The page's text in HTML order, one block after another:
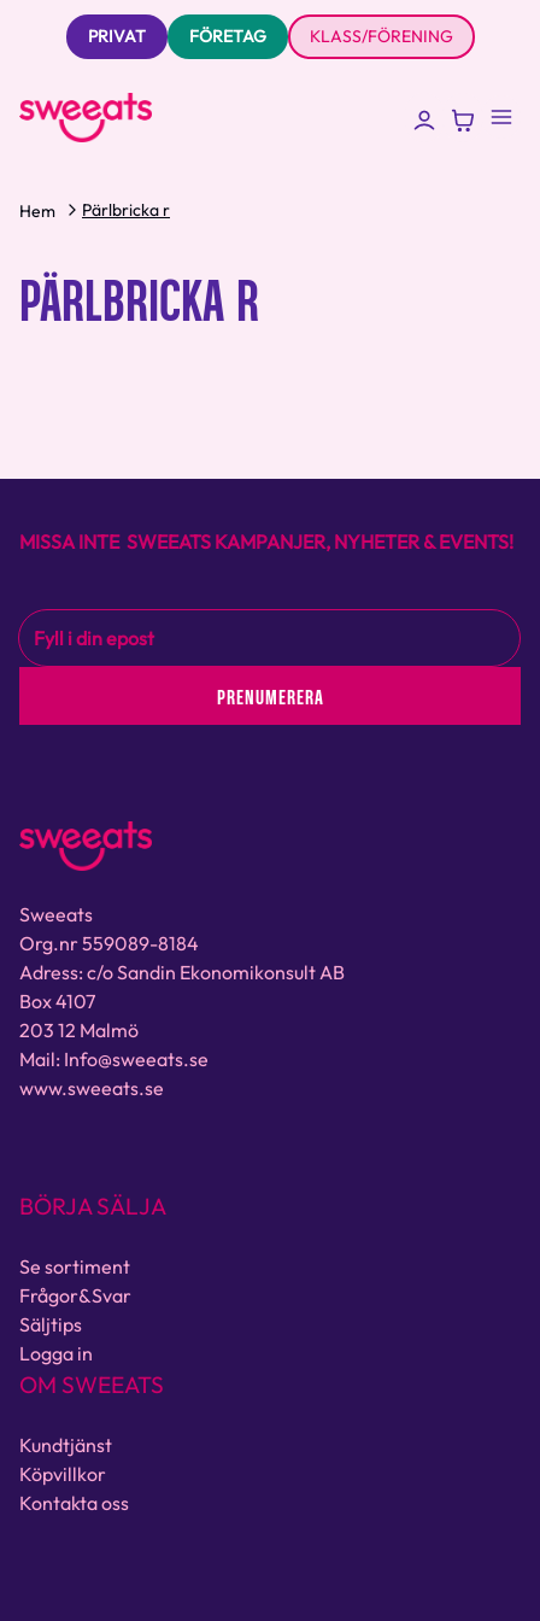
PRIVAT FÖRETAG KLASS/FÖRENING
Hem Pärlbricka r
PÄRLBRICKA R
MISSA INTE SWEEATS KAMPANJER, NYHETER & EVENTS!
PRENUMERERA
Sweeats
Org.nr 559089-8184
Adress: c/o Sandin Ekonomikonsult AB
Box 4107
203 12 Malmö
Mail: Info@sweeats.se
www.sweeats.se
BÖRJA SÄLJA
Se sortiment
Frågor&Svar
Säljtips
Logga in
OM SWEEATS
Kundtjänst
Köpvillkor
Kontakta oss